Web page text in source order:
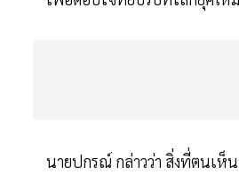
นายปกรณ์ กล่าวว่า สิ่งที่ตนเห็